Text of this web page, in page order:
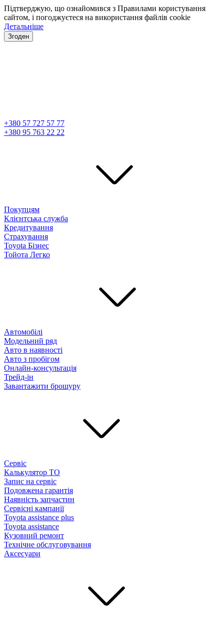
Підтверджую, що ознайомився з Правилами користування
сайтом, і погоджуєтеся на використання файлів cookie
Детальніше
Згоден
+380 57 727 57 77
+380 95 763 22 22
Покупцям
Клієнтська служба
Кредитування
Страхування
Toyota Бізнес
Тойота Легко
Автомобілі
Модельний ряд
Авто в наявності
Авто з пробігом
Онлайн-консультація
Трейд-ін
Завантажити брошуру
Сервіс
Калькулятор ТО
Запис на сервіс
Подовжена гарантія
Наявність запчастин
Сервісні кампанії
Toyota assistance plus
Toyota assistance
Кузовний ремонт
Технічне обслуговування
Аксесуари